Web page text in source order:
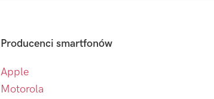
Producenci smartfonów
Apple
Motorola